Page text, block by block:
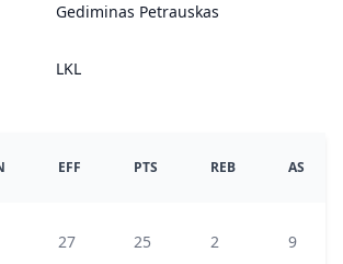
Gediminas Petrauskas
LKL
EFF PTS REB AS
27 25 2 9